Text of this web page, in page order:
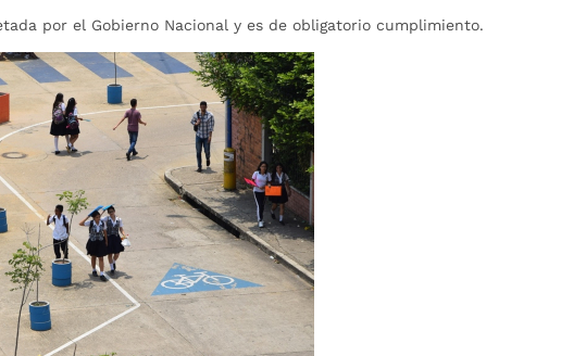
por el Gobierno Nacional y es de obligatorio cumplimiento.